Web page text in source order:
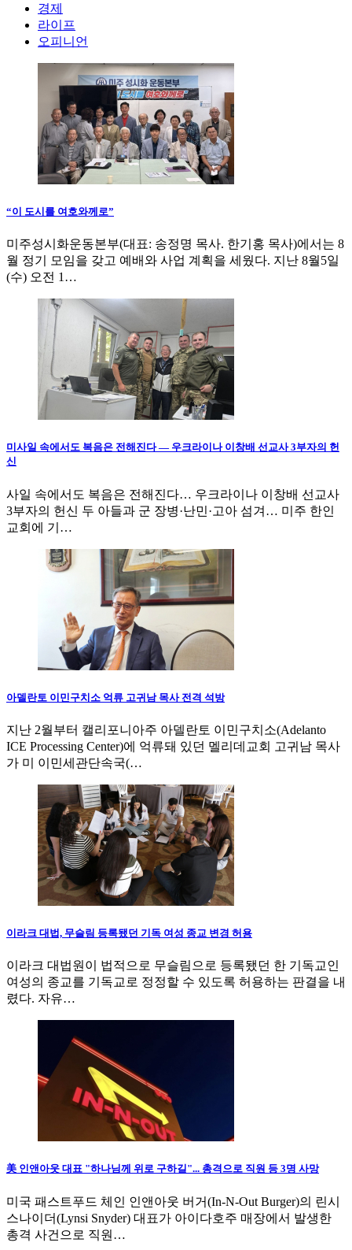
경제
라이프
오피니언
“이 도시를 여호와께로”
미주성시화운동본부(대표: 송정명 목사. 한기홍 목사)에서는 8
월 정기 모임을 갖고 예배와 사업 계획을 세웠다. 지난 8월5일
(수) 오전 1…
미사일 속에서도 복음은 전해진다 — 우크라이나 이창배 선교사 3부자의 헌
신
사일 속에서도 복음은 전해진다… 우크라이나 이창배 선교사
3부자의 헌신 두 아들과 군 장병·난민·고아 섬겨… 미주 한인
교회에 기…
아델란토 이민구치소 억류 고귀남 목사 전격 석방
지난 2월부터 캘리포니아주 아델란토 이민구치소(Adelanto
ICE Processing Center)에 억류돼 있던 멜리데교회 고귀남 목사
가 미 이민세관단속국(…
이라크 대법, 무슬림 등록됐던 기독 여성 종교 변경 허용
이라크 대법원이 법적으로 무슬림으로 등록됐던 한 기독교인
여성의 종교를 기독교로 정정할 수 있도록 허용하는 판결을 내
렸다. 자유…
美 인앤아웃 대표 "하나님께 위로 구하길"... 총격으로 직원 등 3명 사망
미국 패스트푸드 체인 인앤아웃 버거(In-N-Out Burger)의 린시
스나이더(Lynsi Snyder) 대표가 아이다호주 매장에서 발생한
총격 사건으로 직원…